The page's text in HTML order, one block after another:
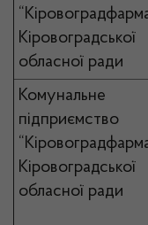
Кіровоградської
обласної ради
Комунальне
підприємство
Кіровоградської
обласної ради